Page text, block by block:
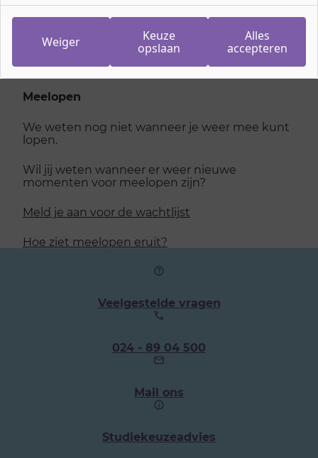
Weiger
Keuze
opslaan
Alles
accepteren
woensdag 10 juni 2026
Je kan je niet meer inschrijven voor deze dag,
kijk hieronder voor andere dagen
Meelopen
We weten nog niet wanneer je weer mee kunt
lopen.
Wil jij weten wanneer er weer nieuwe
momenten voor meelopen zijn?
Meld je aan voor de wachtlijst
Hoe ziet meelopen eruit?
Veelgestelde vragen
Ons
telefoonnummer:
024 - 89 04 500
Mail ons
Studiekeuzeadvies